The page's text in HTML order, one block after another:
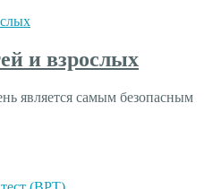
и взрослых
является самым безопасным